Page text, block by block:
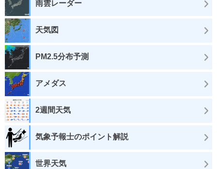
雨雲レーダー
天気図
PM2.5分布予測
アメダス
2週間天気
気象予報士のポイント解説
世界天気